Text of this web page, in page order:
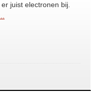
juist electronen bij.